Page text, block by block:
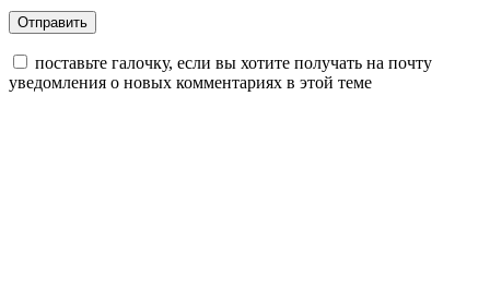
поставьте галочку, если вы хотите получать на почту
уведомления о новых комментариях в этой теме